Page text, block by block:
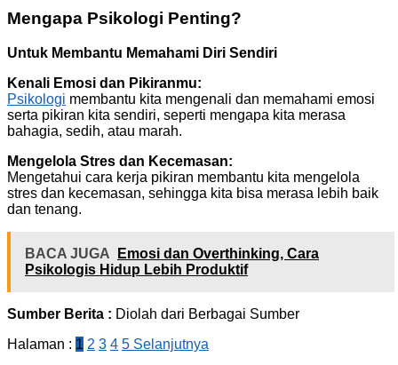
Mengapa Psikologi Penting?
Untuk Membantu Memahami Diri Sendiri
Kenali Emosi dan Pikiranmu:
Psikologi membantu kita mengenali dan memahami emosi
serta pikiran kita sendiri, seperti mengapa kita merasa
bahagia, sedih, atau marah.
Mengelola Stres dan Kecemasan:
Mengetahui cara kerja pikiran membantu kita mengelola
stres dan kecemasan, sehingga kita bisa merasa lebih baik
dan tenang.
BACA JUGA
Emosi dan Overthinking, Cara
Psikologis Hidup Lebih Produktif
Sumber Berita : Diolah dari Berbagai Sumber
Halaman : 1 2 3 4 5 Selanjutnya